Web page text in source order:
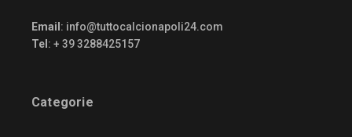
Email : info@tuttocalcionapoli24.com
Tel : + 39 3288425157
Categorie